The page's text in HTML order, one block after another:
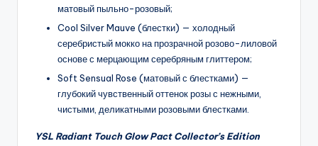
матовый пыльно-розовый;
Cool Silver Mauve (блестки) — холодный
серебристый мокко на прозрачной розово-лиловой
основе с мерцающим серебряным глиттером;
Soft Sensual Rose (матовый с блестками) —
глубокий чувственный оттенок розы с нежными,
чистыми, деликатными розовыми блестками.
YSL Radiant Touch Glow Pact Collector’s Edition